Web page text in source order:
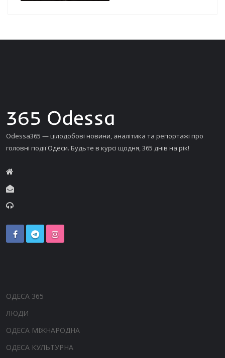
Odessa365 — цілодобові новини, аналітика та репортажі про
головні події Одеси. Будьте в курсі щодня, 365 днів на рік!
ОДЕСА 365
ЛЮДИ
ОДЕСА МІЖНАРОДНА
ОДЕСА КУЛЬТУРНА